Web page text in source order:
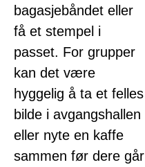
bagasjebåndet eller
få et stempel i
passet. For grupper
kan det være
hyggelig å ta et felles
bilde i avgangshallen
eller nyte en kaffe
sammen før dere går